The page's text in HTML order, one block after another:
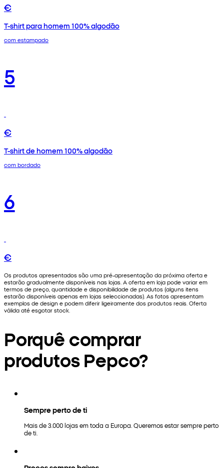
€
T-shirt para homem 100% algodão
com estampado
5
€
T-shirt de homem 100% algodão
com bordado
6
€
Os produtos apresentados são uma pré-apresentação da próxima oferta e
estarão gradualmente disponíveis nas lojas. A oferta em loja pode variar em
termos de preço, quantidade e disponibilidade de produtos (alguns itens
estarão disponíveis apenas em lojas seleccionadas). As fotos apresentam
exemplos de design e podem diferir ligeiramente dos produtos reais. Oferta
válida até esgotar stock.
Porquê comprar
produtos Pepco?
Sempre perto de ti
Mais de 3.000 lojas em toda a Europa. Queremos estar sempre perto
de ti.